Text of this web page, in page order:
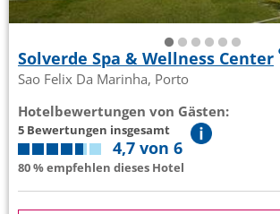
Solverde Spa & Wellness Center
Sao Felix Da Marinha, Porto
Hotelbewertungen von Gästen:
5 Bewertungen insgesamt
4,7 von 6
80 % empfehlen dieses Hotel